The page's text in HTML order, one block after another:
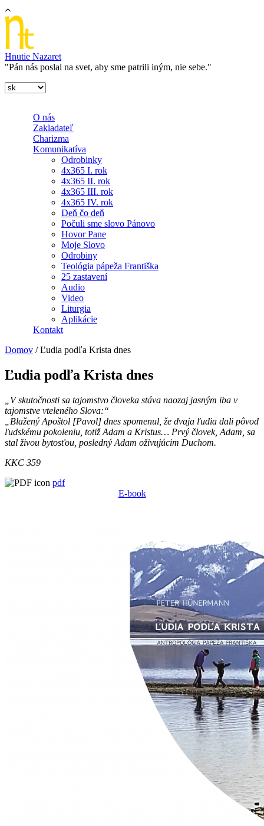
Skočiť na hlavný obsah
Hnutie Nazaret
"Pán nás poslal na svet, aby sme patrili iným, nie sebe."
O nás
Zakladateľ
Charizma
Komunikatíva
Odrobinky
4x365 I. rok
4x365 II. rok
4x365 III. rok
4x365 IV. rok
Deň čo deň
Počuli sme slovo Pánovo
Hovor Pane
Moje Slovo
Odrobiny
Teológia pápeža Františka
25 zastavení
Audio
Video
Liturgia
Aplikácie
Kontakt
Domov /Ľudia podľa Krista dnes
Ľudia podľa Krista dnes
„V skutočnosti sa tajomstvo človeka stáva naozaj jasným iba v
tajomstve vteleného Slova:“
„Blažený Apoštol [Pavol] dnes spomenul, že dvaja ľudia dali pôvod
ľudskému pokoleniu, totiž Adam a Kristus… Prvý človek, Adam, sa
stal živou bytosťou, posledný Adam oživujúcim Duchom.
KKC 359
pdf
E-book